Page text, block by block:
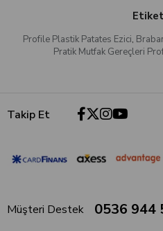
Profile Plastik Patates Ezici,
Pratik Mutfak Gereçleri
Takip Et
Müşteri Destek 0536 944